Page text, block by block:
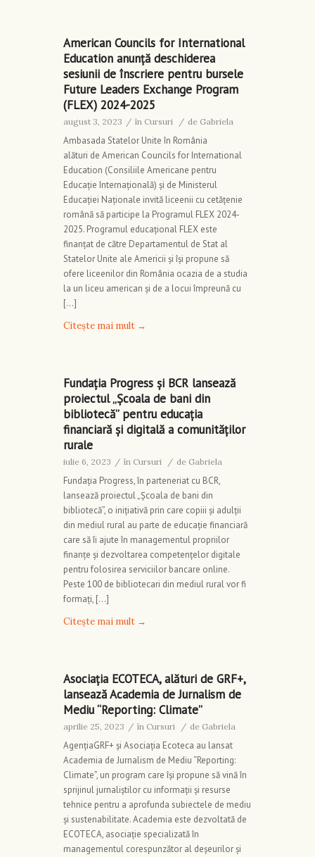
American Councils for International
Education anunță deschiderea
sesiunii de înscriere pentru bursele
Future Leaders Exchange Program
(FLEX) 2024-2025
august 3, 2023 / în Cursuri / de Gabriela
Ambasada Statelor Unite în România
alături de American Councils for International
Education (Consiliile Americane pentru
Educație Internațională) și de Ministerul
Educației Naționale invită liceenii cu cetățenie
română să participe la Programul FLEX 2024-
2025. Programul educațional FLEX este
finanțat de către Departamentul de Stat al
Statelor Unite ale Americii și își propune să
ofere liceenilor din România ocazia de a studia
la un liceu american și de a locui împreună cu
[…]
Citește mai mult →
Fundația Progress și BCR lansează
proiectul „Școala de bani din
bibliotecă” pentru educația
financiară și digitală a comunităților
rurale
iulie 6, 2023 / în Cursuri / de Gabriela
Fundația Progress, în parteneriat cu BCR,
lansează proiectul „Școala de bani din
bibliotecă”, o inițiativă prin care copiii și adulții
din mediul rural au parte de educație financiară
care să îi ajute în managementul propriilor
finanțe și dezvoltarea competențelor digitale
pentru folosirea serviciilor bancare online.
Peste 100 de bibliotecari din mediul rural vor fi
formați, […]
Citește mai mult →
Asociația ECOTECA, alături de GRF+,
lansează Academia de Jurnalism de
Mediu “Reporting: Climate”
aprilie 25, 2023 / în Cursuri / de Gabriela
AgențiaGRF+ și Asociația Ecoteca au lansat
Academia de Jurnalism de Mediu “Reporting:
Climate”, un program care își propune să vină în
sprijinul jurnaliștilor cu informații și resurse
tehnice pentru a aprofunda subiectele de mediu
și sustenabilitate. Academia este dezvoltată de
ECOTECA, asociație specializată în
managementul corespunzător al deșeurilor și